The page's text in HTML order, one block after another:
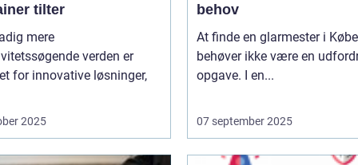
tilter
mere
verden er
for innovative løsninger,
2025
behov
At finde en glarmester i
behøver ikke være en
opgave. I en...
07 september 2025